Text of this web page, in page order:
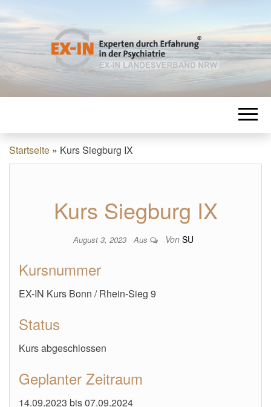
EXPERTEN
DURCH
ERFAHRUNG
IN DER
PSYCHIATRIE
EX-IN Landesverband NRW
Startseite » Kurs Siegburg IX
Kurs Siegburg IX
August 3, 2023 Aus Von SU
Kursnummer
EX-IN Kurs Bonn / Rhein-Sieg 9
Status
Kurs abgeschlossen
Geplanter Zeitraum
14.09.2023 bis 07.09.2024